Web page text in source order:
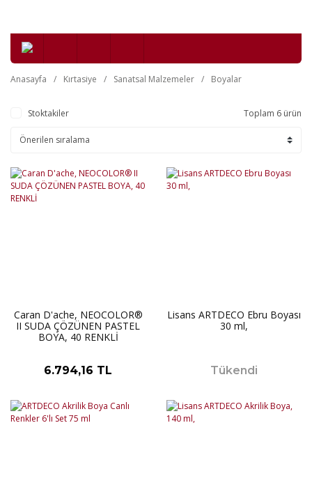
Anasayfa Kırtasiye Sanatsal Malzemeler Boyalar
Stoktakiler Toplam 6 ürün
Caran D'ache, NEOCOLOR®
II SUDA ÇÖZÜNEN PASTEL
BOYA, 40 RENKLİ
6.794,16 TL
Lisans ARTDECO Ebru Boyası
30 ml,
Tükendi